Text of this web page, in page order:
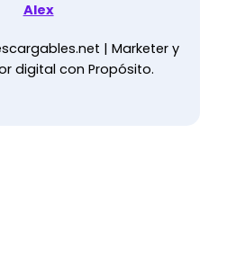
Alex
| Marketer y
digital con Propósito.